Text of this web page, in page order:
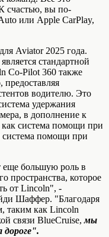
счастью, вы по-
или Apple CarPlay,
Aviator 2025 года.
стандартной
Co-Pilot 360 также
водителю. Это
удержания
в дополнение к
система помощи при
система помощи при
большую роль в
пространства, которое
от Lincoln", -
Шаффер. "Благодаря
таким как Lincoln
связи BlueCruise, мы
дороге".